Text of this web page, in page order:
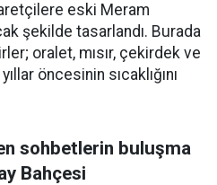
eski Meram
şekilde tasarlandı. Burada
oralet, mısır, çekirdek ve
öncesinin sıcaklığını
sohbetlerin buluşma
Bahçesi